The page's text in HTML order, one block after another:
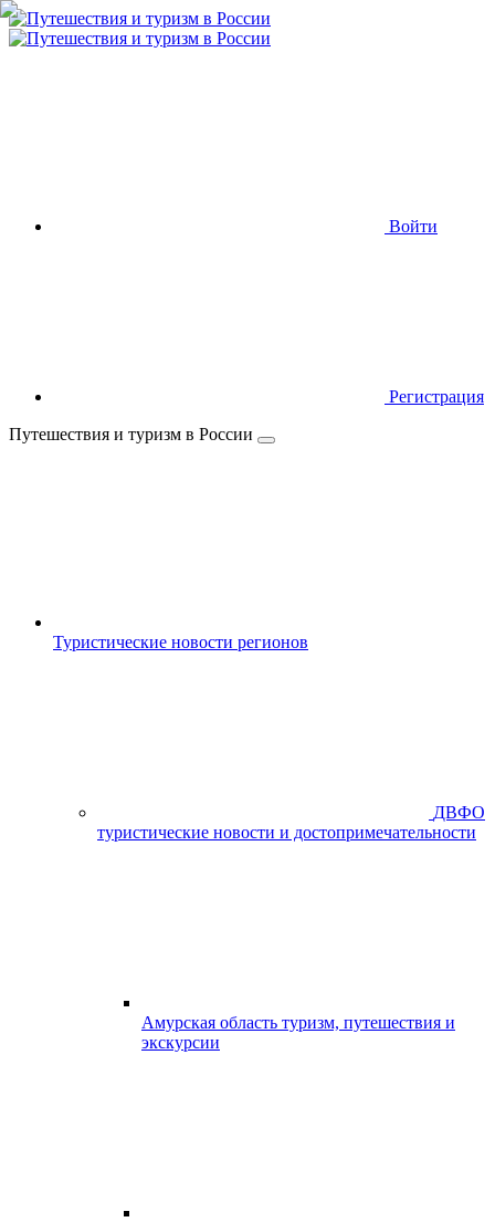
Войти
Регистрация
Путешествия и туризм в России
Туристические новости регионов
ДВФО
туристические новости и достопримечательности
Амурская область туризм, путешествия и
экскурсии